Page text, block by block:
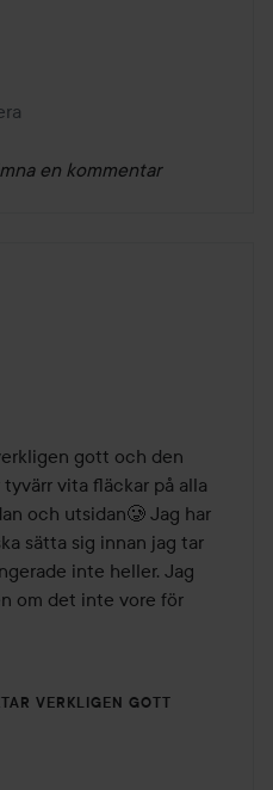
en kommentar
1 år
gott och den
vita fläckar på alla
och utsidan🥲 Jag har
sätta sig innan jag tar
inte heller. Jag
om det inte vore för
VERKLIGEN GOTT